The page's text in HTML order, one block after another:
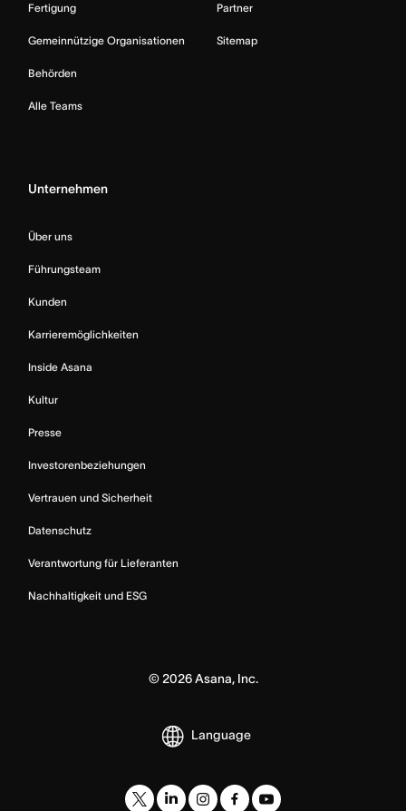
Fertigung
Gemeinnützige Organisationen
Behörden
Alle Teams
Partner
Sitemap
Unternehmen
Über uns
Führungsteam
Kunden
Karrieremöglichkeiten
Inside Asana
Kultur
Presse
Investorenbeziehungen
Vertrauen und Sicherheit
Datenschutz
Verantwortung für Lieferanten
Nachhaltigkeit und ESG
© 2026Asana, Inc.
Language